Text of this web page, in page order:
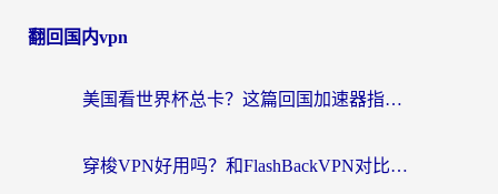
翻回国内vpn
美国看世界杯总卡？这篇回国加速器指南帮你无缝刷国内资源（附苹果手机VPN设置步骤）
穿梭VPN好用吗？和FlashBackVPN对比哪个回国效果更好？